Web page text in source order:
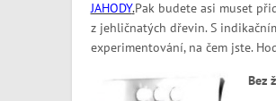
JAHODY.Pak budete asi muset
z jehličnatých dřevin. S
experimentování, na čem jste.
Bez